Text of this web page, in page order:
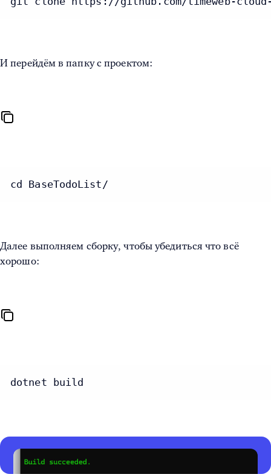
И перейдём в папку с проектом:
cd BaseTodoList/
Далее выполняем сборку, чтобы убедиться что всё
хорошо:
dotnet build